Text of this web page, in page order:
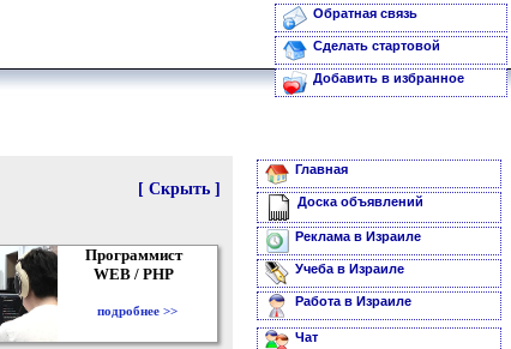
Обратная связь
Сделать стартовой
Добавить в избранное
[ Скрыть ]
Программист
WEB / PHP
подробнее >>
Главная
Доска объявлений
Реклама в Израиле
Учеба в Израиле
Работа в Израиле
Чат